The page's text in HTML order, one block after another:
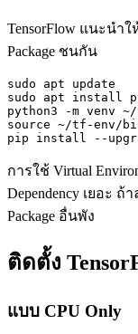
TensorFlow แนะนำใ
Package ชนกัน
sudo apt update
sudo apt install
python3 -m venv
source ~/tf-env/
pip install --
การใช้ Virtual
Dependency เยอะ ถ้
Package อื่นพัง
ติดตั้ง
แบบ CPU Only